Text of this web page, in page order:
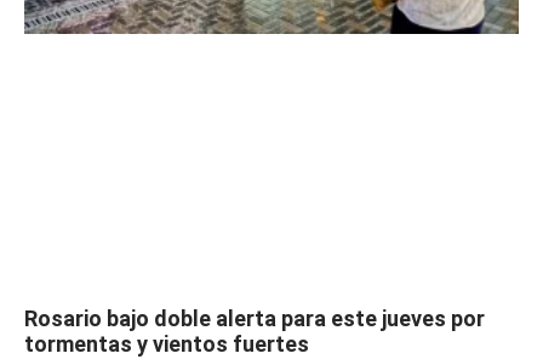
Rosario bajo doble alerta para este jueves por
tormentas y vientos fuertes